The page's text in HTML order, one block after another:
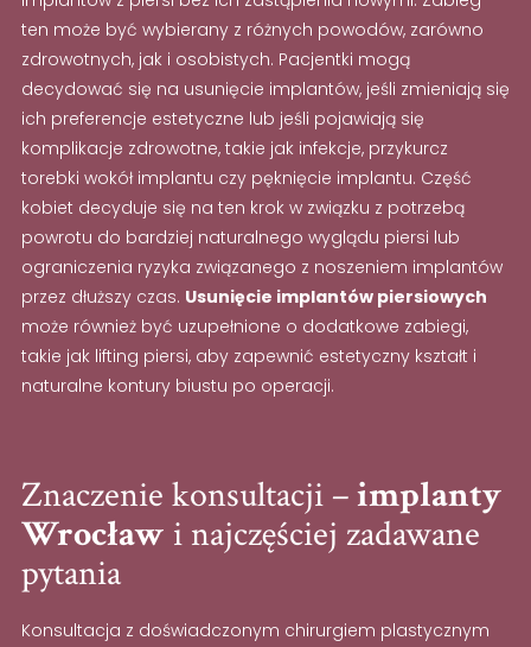
ten może być wybierany z różnych powodów, zarówno
zdrowotnych, jak i osobistych. Pacjentki mogą
decydować się na usunięcie implantów, jeśli zmieniają się
ich preferencje estetyczne lub jeśli pojawiają się
komplikacje zdrowotne, takie jak infekcje, przykurcz
torebki wokół implantu czy pęknięcie implantu. Część
kobiet decyduje się na ten krok w związku z potrzebą
powrotu do bardziej naturalnego wyglądu piersi lub
ograniczenia ryzyka związanego z noszeniem implantów
przez dłuższy czas. Usunięcie implantów piersiowych
może również być uzupełnione o dodatkowe zabiegi,
takie jak lifting piersi, aby zapewnić estetyczny kształt i
naturalne kontury biustu po operacji.
Znaczenie konsultacji –implanty
Wrocław i najczęściej zadawane
pytania
Konsultacja z doświadczonym chirurgiem plastycznym